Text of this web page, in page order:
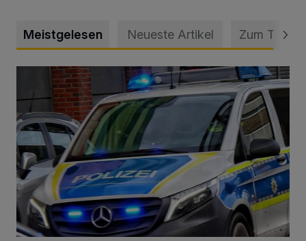
Meistgelesen Neueste Artikel Zum Thema
Mann beschädigt Autos in Parkhaus